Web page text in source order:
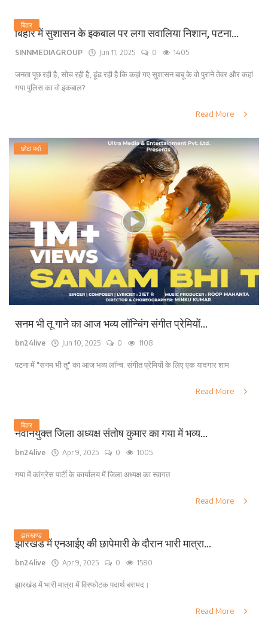
बिहार
बिहार में सुशासन के इकबाल पर लगा सवालिया निशान, पटना...
SINNMEDIAGROUP Jun 11, 2025 0 1405
जनता पूछ रही है, सोच रही है, ढूंढ रही है कि कहां गए सुशासन बाबू के वो पुराने तेवर और कहां
गया पुलिस का वो इकबाल?
Read More
छोटा पर्दा
सनम भी तू गाने का आज भव्य लॉन्चिंग संगीत प्रेमियों...
bn24live Jun 10, 2025 0 1108
पटना में "सनम भी तू" का आज भव्य लॉन्च: संगीत प्रेमियों के लिए एक यादगार शाम
Read More
बिहार
नवनियुक्त जिला अध्यक्ष संतोष कुमार का गया में भव्य...
bn24live Apr 9, 2025 0 1005
गया में कांग्रेस पार्टी के कार्यालय में जिला अध्यक्ष का स्वागत
Read More
झारखण्ड
झारखंड में एनआईए की छापेमारी के दौरान भारी मात्रा...
bn24live Apr 9, 2025 0 1580
झारखंड में भारी मात्रा में विस्फोटक पदार्थ बरामद।
Read More